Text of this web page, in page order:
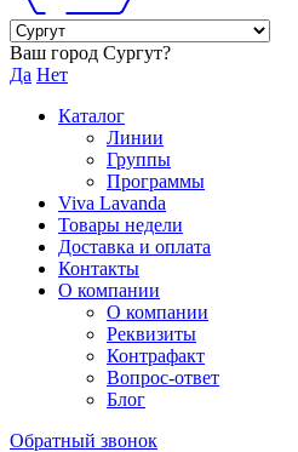
Ваш город Сургут?
Да Нет
Каталог
Линии
Группы
Программы
Viva Lavanda
Товары недели
Доставка и оплата
Контакты
О компании
О компании
Реквизиты
Контрафакт
Вопрос-ответ
Блог
Обратный звонок